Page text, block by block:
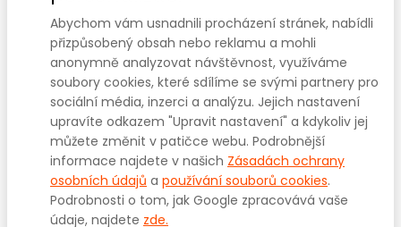
612 00 Brno-Královo Pole
Prodejna:+420 541 422 911,+420 541 422 912
e-mail:prodejna@sanomed.cz
E-shop:+420 739 079 275
e-mail:eshop@sanomed.cz
Abychom vám usnadnili procházení stránek, nabídli
přizpůsobený obsah nebo reklamu a mohli
anonymně analyzovat návštěvnost, využíváme
soubory cookies, které sdílíme se svými partnery pro
sociální média, inzerci a analýzu. Jejich nastavení
upravíte odkazem "Upravit nastavení" a kdykoliv jej
můžete změnit v patičce webu. Podrobnější
informace najdete v našich Zásadách ochrany
osobních údajů a používání souborů cookies.
Podrobnosti o tom, jak Google zpracovává vaše
údaje, najdete zde.